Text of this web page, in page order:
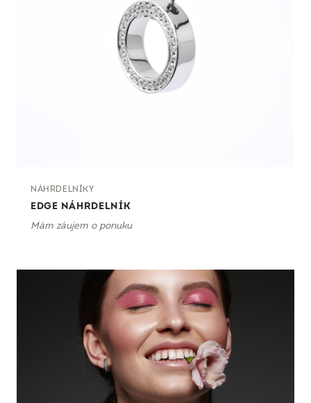
NÁHRDELNÍKY
EDGE NÁHRDELNÍK
Mám záujem o ponuku